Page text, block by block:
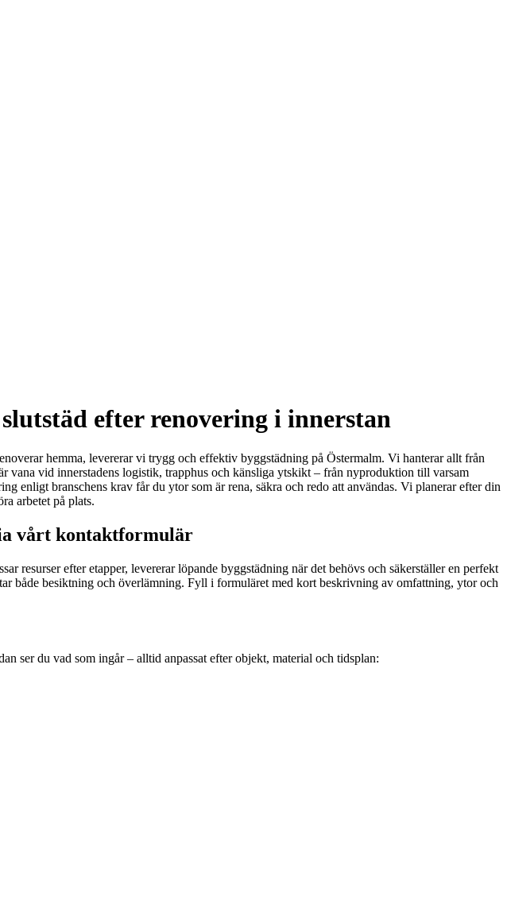
efter renovering i innerstan
hemma, levererar vi trygg och effektiv byggstädning på Östermalm. Vi hanterar allt från
vid innerstadens logistik, trapphus och känsliga ytskikt – från nyproduktion till varsam
branschens krav får du ytor som är rena, säkra och redo att användas. Vi planerar efter din
arbetet på plats.
vårt kontaktformulär
resurser efter etapper, levererar löpande byggstädning när det behövs och säkerställer en perfekt
både besiktning och överlämning. Fyll i formuläret med kort beskrivning av omfattning, ytor och
ser du vad som ingår – alltid anpassat efter objekt, material och tidsplan: